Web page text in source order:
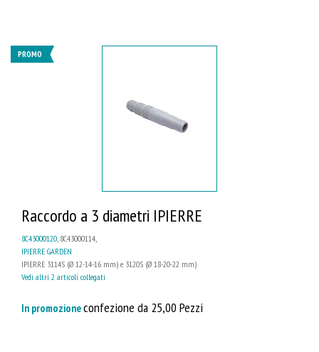
PROMO
Raccordo a 3 diametri IPIERRE
8C43000120 , 8C43000114,
IPIERRE GARDEN
IPIERRE 3114S (Ø 12-14-16 mm) e 3120S (Ø 18-20-22 mm)
Vedi altri 2 articoli collegati
In promozioneconfezione da 25,00 Pezzi